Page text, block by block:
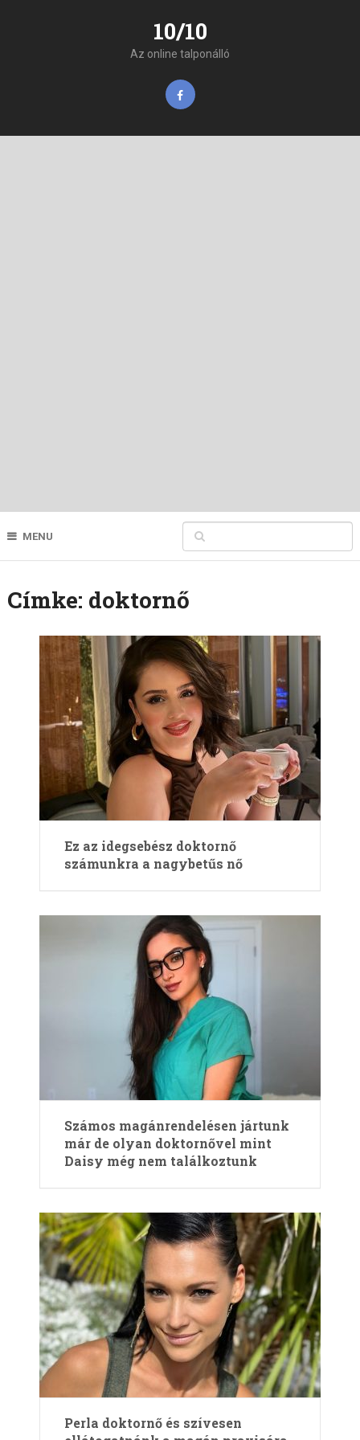
10/10
Az online talponálló
MENU
Címke: doktornő
Ez az idegsebész doktornő
számunkra a nagybetűs nő
Számos magánrendelésen jártunk
már de olyan doktornővel mint
Daisy még nem találkoztunk
Perla doktornő és szívesen